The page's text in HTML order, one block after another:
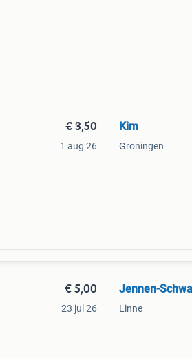
€ 3,50
1 aug 26
Kim
Groningen
€ 5,00
23 jul 26
Jennen-
Linne